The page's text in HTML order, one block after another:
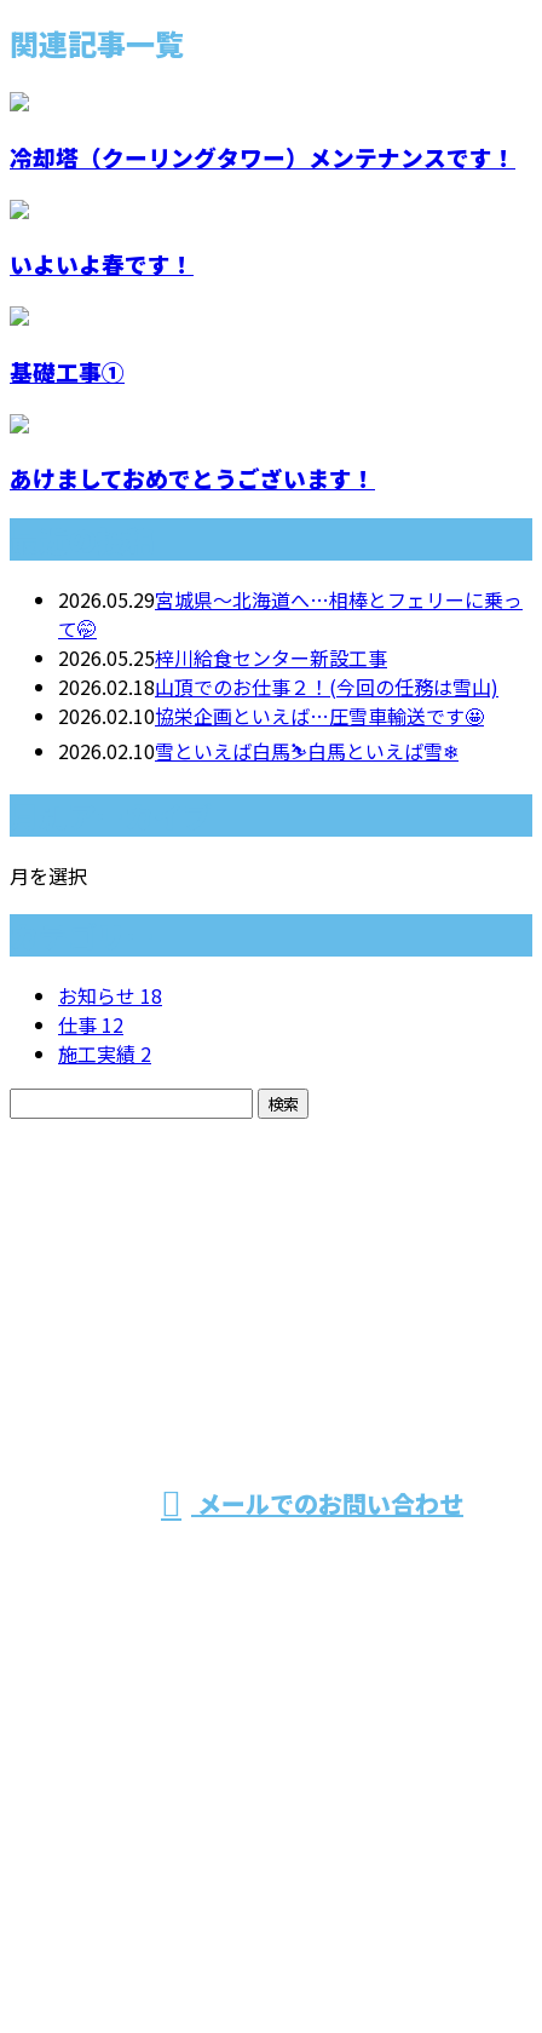
関連記事一覧
冷却塔（クーリングタワー）メンテナンスです！
いよいよ春です！
基礎工事①
あけましておめでとうございます！
2026.05.29宮城県～北海道へ…相棒とフェリーに乗っ
て🤭
2026.05.25梓川給食センター新設工事
2026.02.18山頂でのお仕事２！(今回の任務は雪山)
2026.02.10協栄企画といえば…圧雪車輸送です🤩
2026.02.10雪といえば白馬⛷白馬といえば雪❄
月を選択
お知らせ 18
仕事 12
施工実績 2
メールでのお問い合わせ